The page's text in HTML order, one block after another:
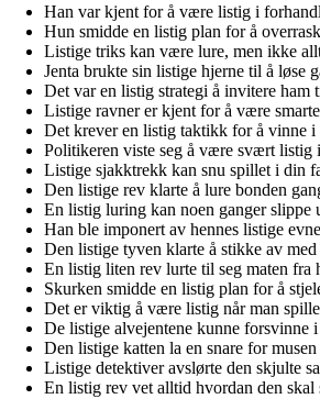
Han var kjent for å være listig i
Hun smidde en listig plan for å
Listige triks kan være lure, men ikke
Jenta brukte sin listige hjerne til å løse
Det var en listig strategi å invitere ham
Listige ravner er kjent for å være
Det krever en listig taktikk for å vinne i
Politikeren viste seg å være svært listig
Listige sjakktrekk kan snu spillet i din
Den listige rev klarte å lure bonden
En listig luring kan noen ganger slippe
Han ble imponert av hennes listige
Den listige tyven klarte å stikke av
En listig liten rev lurte til seg maten fra
Skurken smidde en listig plan for å
Det er viktig å være listig når man
De listige alvejentene kunne forsvinne
Den listige katten la en snare for musen
Listige detektiver avslørte den skjulte
En listig rev vet alltid hvordan den skal